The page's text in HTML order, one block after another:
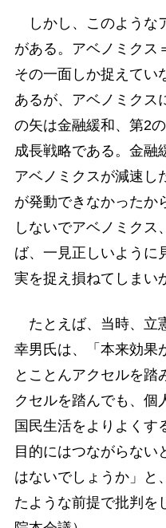
しかし、このような
がある。アベノミクス
その一面しか捉えてい
あるが、アベノミクス
の矢は金融緩和、第2
成長戦略である。金融
アベノミクスが減速し
が発動できなかったか
しないでアベノミクス
ば、一見正しいように
実を捉え損ねてしまい
たとえば、当時、立
幸男氏は、「本来効果
とことんアクセルを踏
クセルを踏んでも、個
国民生活をよりよくす
目的にはつながらない
はないでしょうか」と
たような前提で批判を